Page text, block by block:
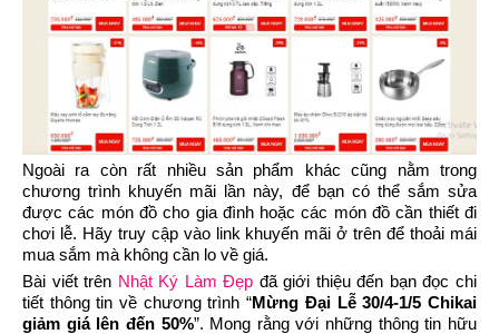
Ngoài ra còn rất nhiều sản phẩm khác cũng nằm trong
chương trình khuyến mãi lần này, để bạn có thể sắm sửa
được các món đồ cho gia đình hoặc các món đồ cần thiết đi
chơi lễ. Hãy truy cập vào link khuyến mãi ở trên để thoải mái
mua sắm mà không cần lo về giá.
Bài viết trên Nhật Ký Làm Đẹp đã giới thiệu đến bạn đọc chi
tiết thông tin về chương trình “Mừng Đại Lễ 30/4-1/5 Chikai
giảm giá lên đến 50%”. Mong rằng với những thông tin hữu